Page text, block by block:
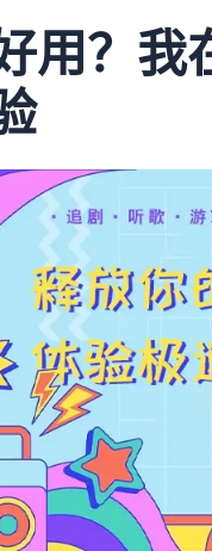
用？我